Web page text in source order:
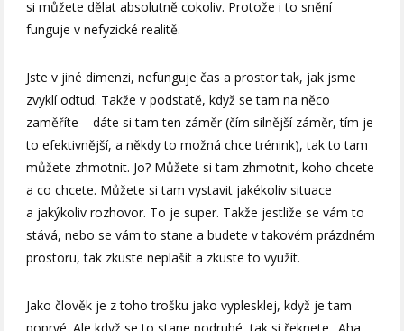
si můžete dělat absolutně cokoliv. Protože i to snění
funguje v nefyzické realitě.
Jste v jiné dimenzi, nefunguje čas a prostor tak, jak jsme
zvyklí odtud. Takže v podstatě, když se tam na něco
zaměříte – dáte si tam ten záměr (čím silnější záměr, tím je
to efektivnější, a někdy to možná chce trénink), tak to tam
můžete zhmotnit. Jo? Můžete si tam zhmotnit, koho chcete
a co chcete. Můžete si tam vystavit jakékoliv situace
a jakýkoliv rozhovor. To je super. Takže jestliže se vám to
stává, nebo se vám to stane a budete v takovém prázdném
prostoru, tak zkuste neplašit a zkuste to využít.
Jako člověk je z toho trošku jako vyplesklej, když je tam